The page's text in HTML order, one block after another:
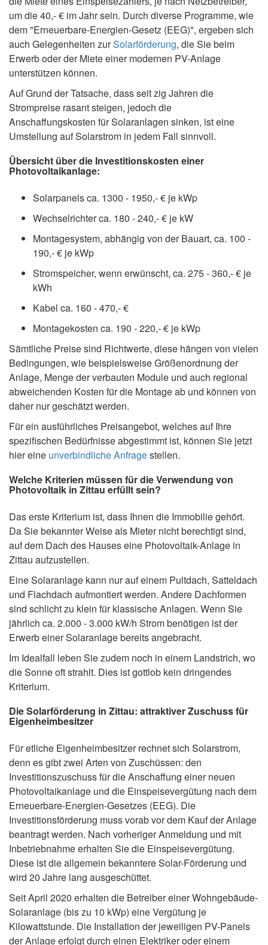
um die 40,- € im Jahr sein. Durch diverse Programme, wie
dem "Erneuerbare-Energien-Gesetz (EEG)", ergeben sich
auch Gelegenheiten zurSolarförderung, die Sie beim
Erwerb oder der Miete einer modernen PV-Anlage
unterstützen können.
Auf Grund der Tatsache, dass seit zig Jahren die
Strompreise rasant steigen, jedoch die
Anschaffungskosten für Solaranlagen sinken, ist eine
Umstellung auf Solarstrom in jedem Fall sinnvoll.
Übersicht über die Investitionskosten einer
Photovoltaikanlage:
Solarpanels ca. 1300 - 1950,- € je kWp
Wechselrichter ca. 180 - 240,- € je kW
Montagesystem, abhängig von der Bauart, ca. 100 -
190,- € je kWp
Stromspeicher, wenn erwünscht, ca. 275 - 360,- € je
kWh
Kabel ca. 160 - 470,- €
Montagekosten ca. 190 - 220,- € je kWp
Sämtliche Preise sind Richtwerte, diese hängen von vielen
Bedingungen, wie beispielsweise Größenordnung der
Anlage, Menge der verbauten Module und auch regional
abweichenden Kosten für die Montage ab und können von
daher nur geschätzt werden.
Für ein ausführliches Preisangebot, welches auf Ihre
spezifischen Bedürfnisse abgestimmt ist, können Sie jetzt
hier eine unverbindliche Anfragestellen.
Welche Kriterien müssen für die Verwendung von
Photovoltaik in Zittau erfüllt sein?
Das erste Kriterium ist, dass Ihnen die Immobilie gehört.
Da Sie bekannter Weise als Mieter nicht berechtigt sind,
auf dem Dach des Hauses eine Photovoltaik-Anlage in
Zittau aufzustellen.
Eine Solaranlage kann nur auf einem Pultdach, Satteldach
und Flachdach aufmontiert werden. Andere Dachformen
sind schlicht zu klein für klassische Anlagen. Wenn Sie
jährlich ca. 2.000 - 3.000 kW/h Strom benötigen ist der
Erwerb einer Solaranlage bereits angebracht.
Im Idealfall leben Sie zudem noch in einem Landstrich, wo
die Sonne oft strahlt. Dies ist gottlob kein dringendes
Kriterium.
Die Solarförderung in Zittau: attraktiver Zuschuss für
Eigenheimbesitzer
Für etliche Eigenheimbesitzer rechnet sich Solarstrom,
denn es gibt zwei Arten von Zuschüssen: den
Investitionszuschuss für die Anschaffung einer neuen
Photovoltaikanlage und die Einspeisevergütung nach dem
Erneuerbare-Energien-Gesetzes (EEG). Die
Investitionsförderung muss vorab vor dem Kauf der Anlage
beantragt werden. Nach vorheriger Anmeldung und mit
Inbetriebnahme erhalten Sie die Einspeisevergütung.
Diese ist die allgemein bekanntere Solar-Förderung und
wird 20 Jahre lang ausgeschüttet.
Seit April 2020 erhalten die Betreiber einer Wohngebäude-
Solaranlage (bis zu 10 kWp) eine Vergütung je
Kilowattstunde. Die Installation der jeweiligen PV-Panels
der Anlage erfolgt durch einen Elektriker oder einem